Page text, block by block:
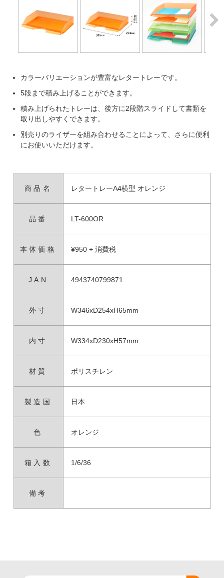
カラーバリエーションが豊富なレタートレーです。
5段まで積み上げることができます。
積み上げられたトレーは、後方に2段階スライドして書類を
取り出しやすくできます。
別売りのライザーを組み合わせることによって、さらに便利
にお使いいただけます。
商品名 レタートレーA4横型 オレンジ
品番 LT-600OR
本体価格 ¥950 + 消費税
JAN 4943740799871
外寸 W346xD254xH65mm
内寸 W334xD230xH57mm
材質 ポリスチレン
製造国 日本
色 オレンジ
箱入数 1/6/36
備考